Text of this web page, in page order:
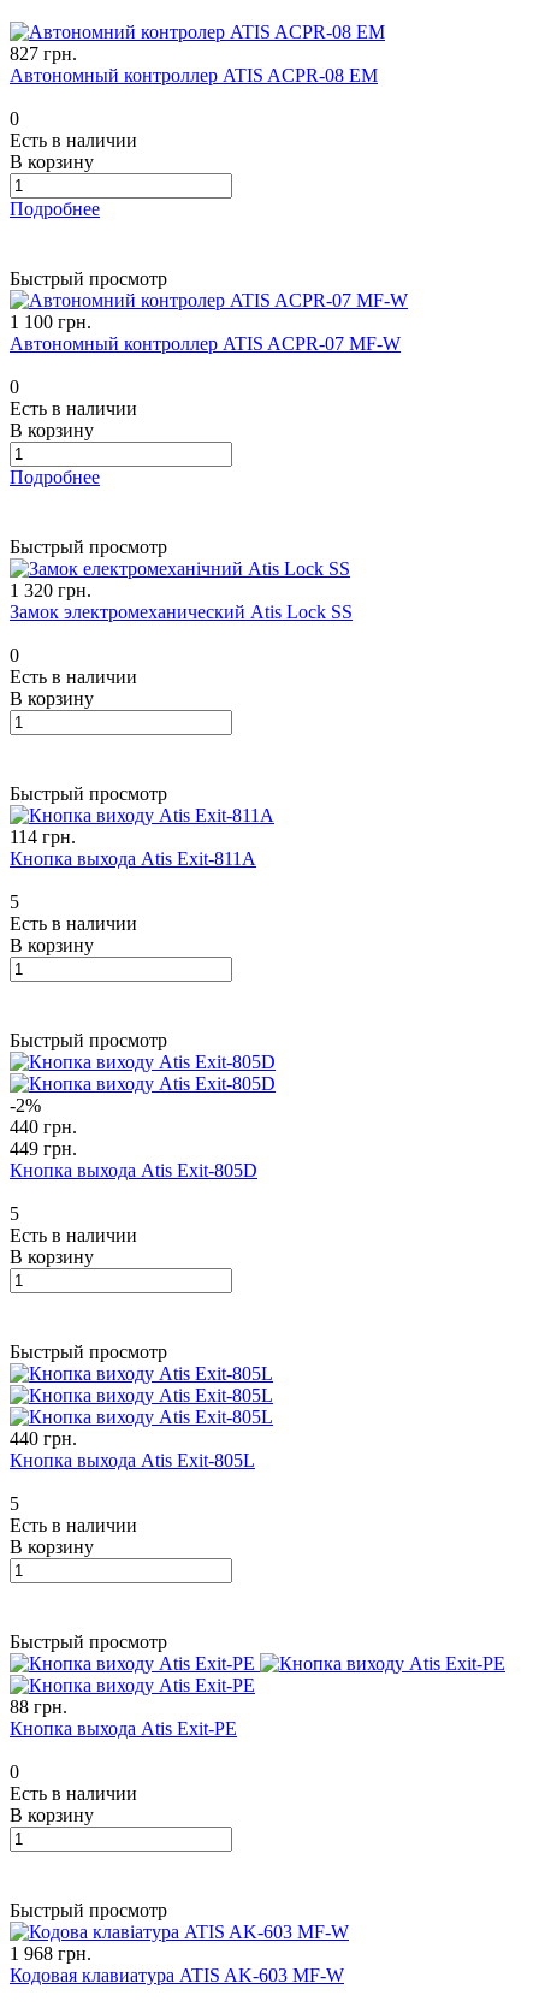
827 грн.
Автономный контроллер ATIS ACPR-08 EM
0
Есть в наличии
В корзину
Подробнее
Быстрый просмотр
1 100 грн.
Автономный контроллер ATIS ACPR-07 MF-W
0
Есть в наличии
В корзину
Подробнее
Быстрый просмотр
1 320 грн.
Замок электромеханический Atis Lock SS
0
Есть в наличии
В корзину
Быстрый просмотр
114 грн.
Кнопка выхода Atis Exit-811A
5
Есть в наличии
В корзину
Быстрый просмотр
-2%
440 грн.
449 грн.
Кнопка выхода Atis Exit-805D
5
Есть в наличии
В корзину
Быстрый просмотр
440 грн.
Кнопка выхода Atis Exit-805L
5
Есть в наличии
В корзину
Быстрый просмотр
88 грн.
Кнопка выхода Atis Exit-PE
0
Есть в наличии
В корзину
Быстрый просмотр
1 968 грн.
Кодовая клавиатура ATIS AK-603 MF-W